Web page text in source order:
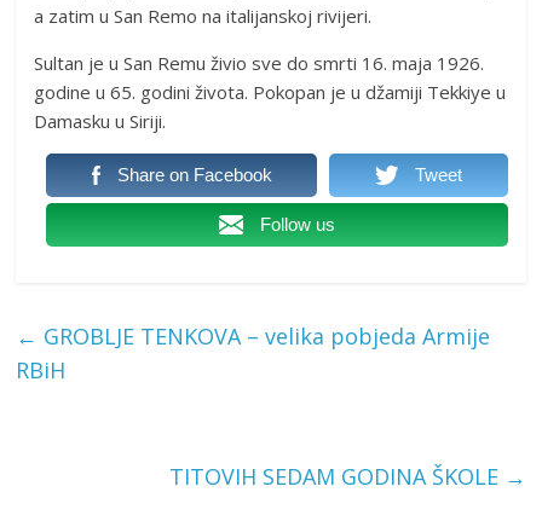
a zatim u San Remo na italijanskoj rivijeri.
Sultan je u San Remu živio sve do smrti 16. maja 1926.
godine u 65. godini života. Pokopan je u džamiji Tekkiye u
Damasku u Siriji.
Share on Facebook Tweet
Follow us
← GROBLJE TENKOVA – velika pobjeda Armije
RBiH
TITOVIH SEDAM GODINA ŠKOLE →